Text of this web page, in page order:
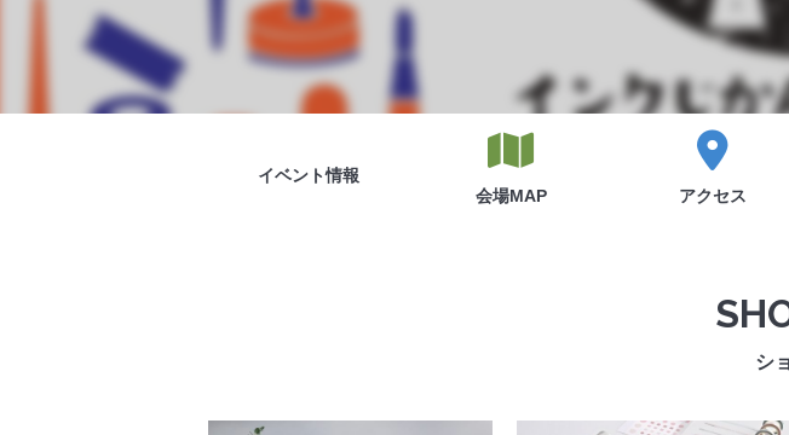
イベント情報
会場MAP アクセス
シ